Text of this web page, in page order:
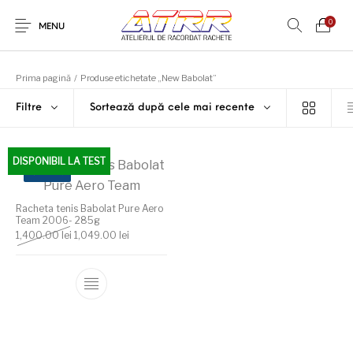
MENU
0
Prima pagină / Produse etichetate „New Babolat”
Filtre Sortează după cele mai recente
DISPONIBIL LA TEST
Racheta tenis Babolat Pure Aero
Team 2006- 285g
1,400.00 lei Prețul inițial a fost: 1,400.00 lei.
1,049.00 lei
Acest produs are mai multe variații.